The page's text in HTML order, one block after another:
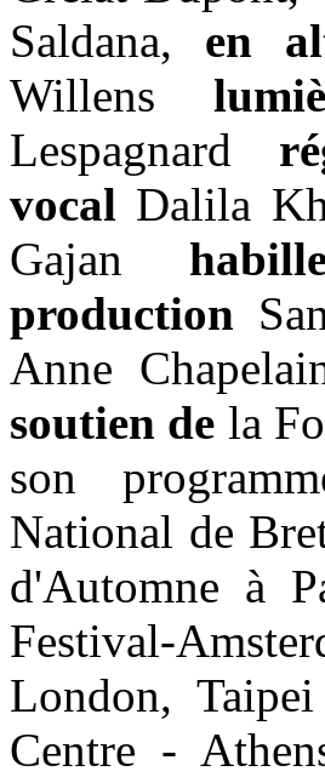
Saldana, en
Willens
Lespagnard
vocal Dalila
Gajan
production
Anne
soutien de la
son
National de
d'Automne à
Festival-
London,
Centre -